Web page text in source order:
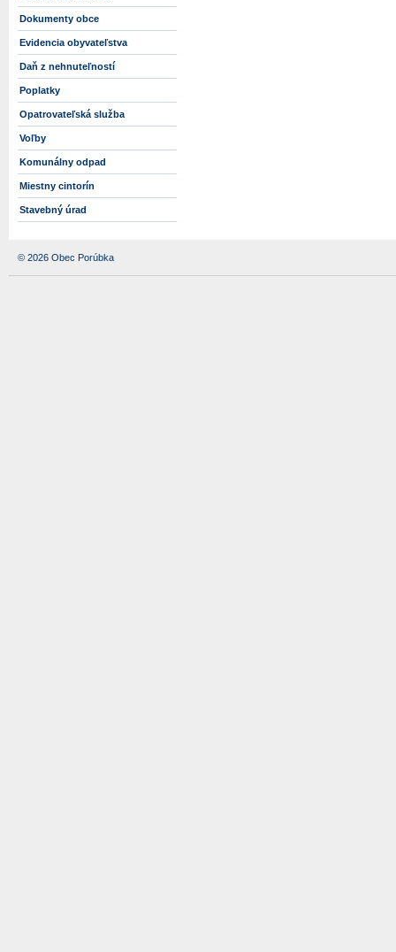
Dokumenty obce
Evidencia obyvateľstva
Daň z nehnuteľností
Poplatky
Opatrovateľská služba
Voľby
Komunálny odpad
Miestny cintorín
Stavebný úrad
© 2026 Obec Porúbka